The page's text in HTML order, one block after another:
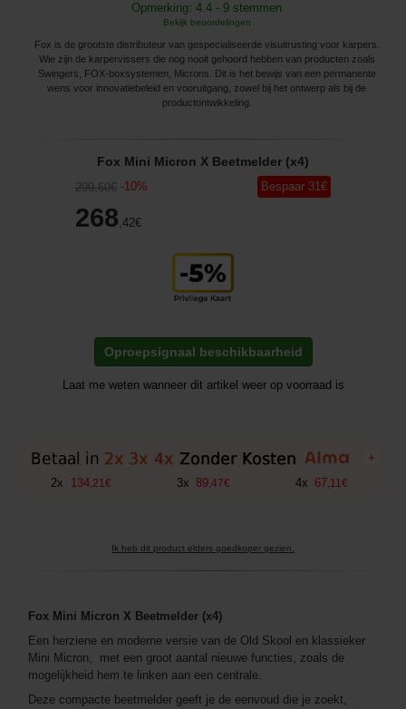
Opmerking: 4.4 - 9 stemmen
Bekijk beoordelingen
Fox is de grootste distributeur van gespecialiseerde visuitrusting voor karpers.
Wie zijn de karpervissers die nog nooit gehoord hebben van producten zoals
Swingers, FOX-boxsystemen, Microns. Dit is het bewijs van een permanente
wens voor innovatiebeleid en vooruitgang, zowel bij het ontwerp als bij de
productontwikkeling.
Fox Mini Micron X Beetmelder (x4)
299,60€ -10%
268,42€
Bespaar 31€
Oproepsignaal beschikbaarheid
Laat me weten wanneer dit artikel weer op voorraad is
+
2x 134,21€ 3x 89,47€ 4x 67,11€
Ik heb dit product elders goedkoper gezien.
Fox Mini Micron X Beetmelder (x4)
Een herziene en moderne versie van de Old Skool en klassieker
Mini Micron, met een groot aantal nieuwe functies, zoals de
mogelijkheid hem te linken aan een centrale.
Deze compacte beetmelder geeft je de eenvoud die je zoekt,